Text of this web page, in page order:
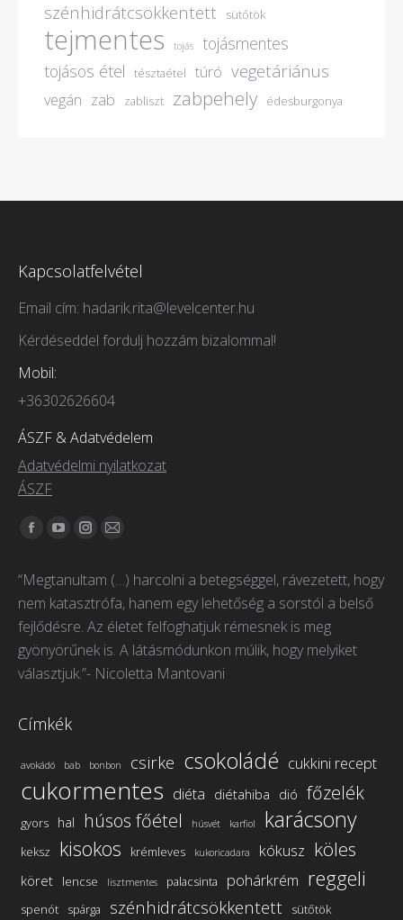
szénhidrátcsökkentett sütőtök
tejmentes tojás
tojásmentes
tojásos étel
tésztaétel túró vegetáriánus
vegán zab zabliszt zabpehely édesburgonya
Kapcsolatfelvétel
Email cím: hadarik.rita@levelcenter.hu
Kérdéseddel fordulj hozzám bizalommal!
Mobil:
+36302626604
ÁSZF & Adatvédelem
Adatvédelmi nyilatkozat
ÁSZF
Itt vagyunk elérhetőek:
Facebook
opens
in
new
window
YouTube
opens
in
new
window
Instagram
opens
in
new
window
Mail
opens
in
new
window
“Megtanultam (…) harcolni a betegséggel, rávezetett, hogy
nem katasztrófa, hanem egy lehetőség a sorstól a belső
fejlődésre. Az életet felfoghatjuk rémesnek is meg
gyönyörűnek is. A látásmódunkon múlik, hogy melyiket
választjuk.”- Nicoletta Mantovani
Címkék
avokádó bab bonbon csirke csokoládé cukkini recept
cukormentes diéta diétahiba dió főzelék
gyors hal húsos főétel húsvét karfiol karácsony
keksz kisokos krémleves kukoricadara kókusz köles
köret lencse lisztmentes palacsinta pohárkrém reggeli
spenót spárga szénhidrátcsökkentett sütőtök